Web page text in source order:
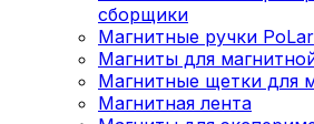
сборщики
Магнитные ручки PoLar
Магниты для
Магнитные щетки для
Магнитная лента